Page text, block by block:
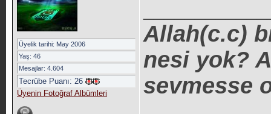
Üyelik tarihi: May 2006
Yaş: 46
Mesajlar: 4.604
Tecrübe Puanı: 26
Üyenin Fotoğraf Albümleri
Allah(c.c)
nesi yok?
sevmesse